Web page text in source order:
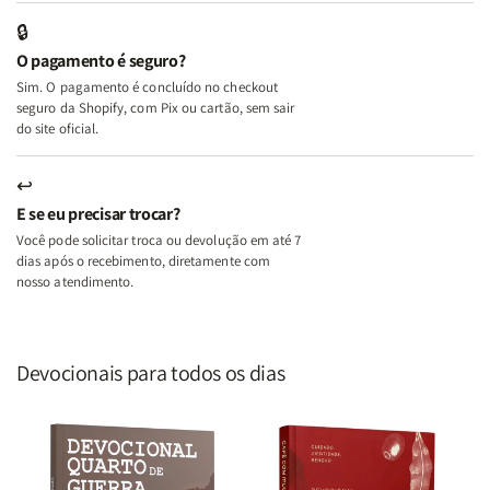
Lar
Lar
🔒
O pagamento é seguro?
Sim. O pagamento é concluído no checkout
seguro da Shopify, com Pix ou cartão, sem sair
do site oficial.
↩
E se eu precisar trocar?
Você pode solicitar troca ou devolução em até 7
dias após o recebimento, diretamente com
nosso atendimento.
Devocionais para todos os dias